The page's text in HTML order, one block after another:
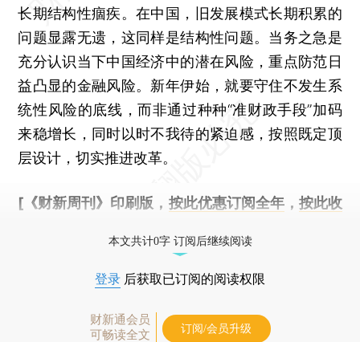
长期结构性痼疾。在中国，旧发展模式长期积累的
问题显露无遗，这同样是结构性问题。当务之急是
充分认识当下中国经济中的潜在风险，重点防范日
益凸显的金融风险。新年伊始，就要守住不发生系
统性风险的底线，而非通过种种“准财政手段”加码
来稳增长，同时以时不我待的紧迫感，按照既定顶
层设计，切实推进改革。
[《财新周刊》印刷版， 按此优惠订阅全年， 按此收
本文共计0字 订阅后继续阅读
登录 后获取已订阅的阅读权限
财新通会员
可畅读全文
订阅/会员升级